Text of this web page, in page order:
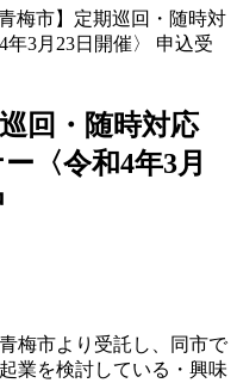
梅市】定期巡回・随時対
3月23日開催〉 申込受
回・随時対応
〈令和4年3月
梅市より受託し、同市で
業を検討している・興味